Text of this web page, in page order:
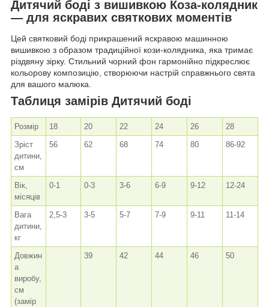
Дитячий боді з вишивкою Коза-колядник
— для яскравих святкових моментів
Цей святковий боді прикрашений яскравою машинною
вишивкою з образом традиційної кози-колядника, яка тримає
різдвяну зірку. Стильний чорний фон гармонійно підкреслює
кольорову композицію, створюючи настрій справжнього свята
для вашого малюка.
Таблиця замірів Дитячий боді
Розмір 18 20 22 24 26
28
Зріст
дитини,
см
56 62 68 74 80 86-92
Вік,
місяців
0-1 0-3 3-6 6-9 9-12 12-24
Вага
дитини,
кг
2,5-3 3-5 5-7 7-9 9-11 11-14
Довжин
а
виробу,
см
(замір
39 42 44 46 50